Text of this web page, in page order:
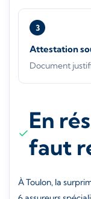
3
Attestation
Document
En
faut
À Toulon, la